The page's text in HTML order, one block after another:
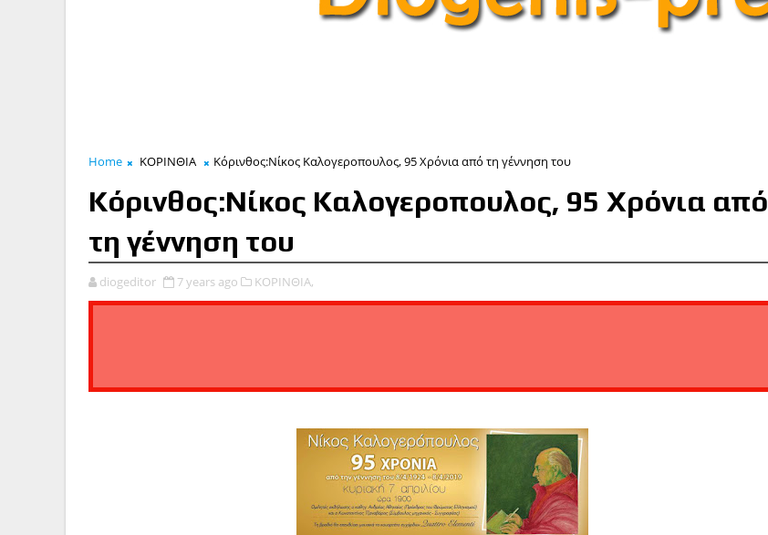
Home ΚΟΡΙΝΘΙΑ Κόρινθος:Νίκος Καλογεροπουλος, 95 Χρόνια από τη γέννηση του
Κόρινθος:Νίκος Καλογεροπουλος, 95 Χρόνια από
τη γέννηση του
diogeditor 7 years ago ΚΟΡΙΝΘΙΑ,